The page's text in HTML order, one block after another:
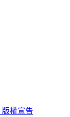
版權宣告